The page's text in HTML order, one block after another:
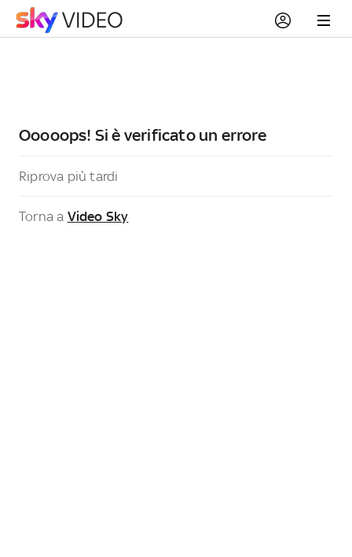
Ooooops! Si è verificato un errore
Riprova più tardi
Torna a Video Sky